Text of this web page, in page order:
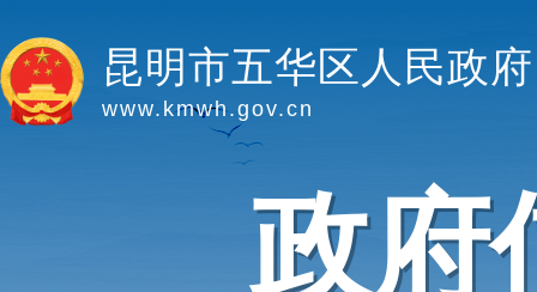
昆明市五华区人民政府
www.kmwh.gov.cn
政府